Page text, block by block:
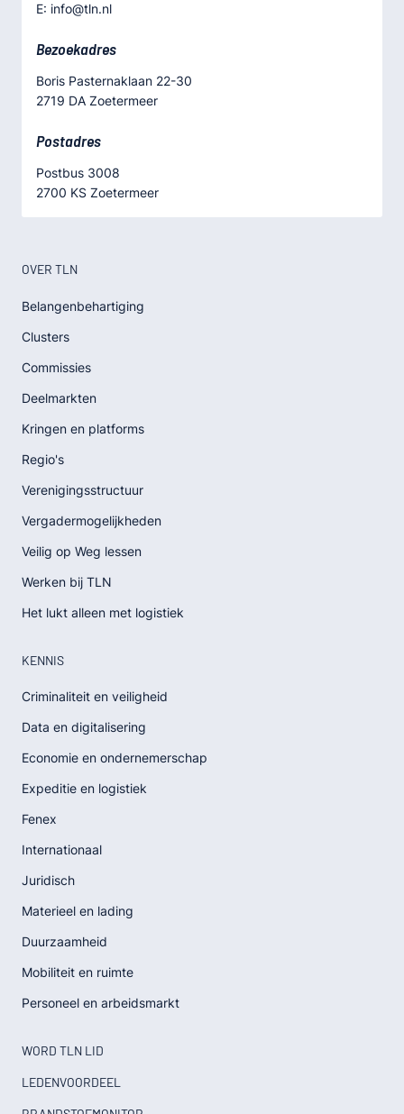
E: info@tln.nl
Bezoekadres
Boris Pasternaklaan 22-30
2719 DA Zoetermeer
Postadres
Postbus 3008
2700 KS Zoetermeer
OVER TLN
Belangenbehartiging
Clusters
Commissies
Deelmarkten
Kringen en platforms
Regio's
Verenigingsstructuur
Vergadermogelijkheden
Veilig op Weg lessen
Werken bij TLN
Het lukt alleen met logistiek
KENNIS
Criminaliteit en veiligheid
Data en digitalisering
Economie en ondernemerschap
Expeditie en logistiek
Fenex
Internationaal
Juridisch
Materieel en lading
Duurzaamheid
Mobiliteit en ruimte
Personeel en arbeidsmarkt
WORD TLN LID
LEDENVOORDEEL